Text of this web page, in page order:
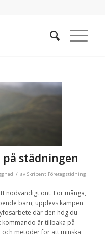
städningen
/ av Skribent Företagstidning
nödvändigt ont. För många,
barn, upplevs kampen
där den hög du
är tillbaka på
metoder för att minska